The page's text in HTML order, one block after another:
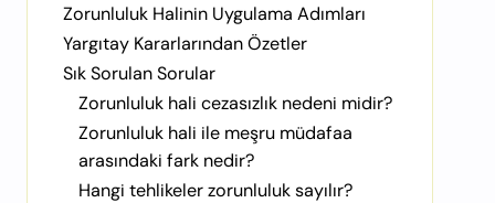
Zorunluluk Halinin Uygulama Adımları
Yargıtay Kararlarından Özetler
Sık Sorulan Sorular
Zorunluluk hali cezasızlık nedeni midir?
Zorunluluk hali ile meşru müdafaa
arasındaki fark nedir?
Hangi tehlikeler zorunluluk sayılır?